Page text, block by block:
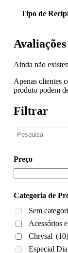
Tipo de
Avaliações
Ainda não
Apenas clientes
produto podem
Filtrar
Preço
Categoria de
Sem
Acessórios
Chrysal (10)
Especial